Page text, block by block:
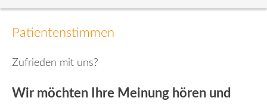
Inhalt
Patientenstimmen
Zufrieden mit uns?
Wir möchten Ihre Meinung hören und